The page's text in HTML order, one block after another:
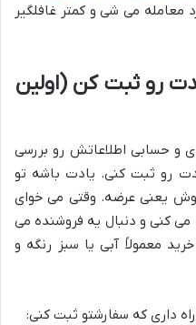
معامله می شی و کمتر غافلگیر
رو ثبت کن (اولین
و حسابی اطلاعاتش رو بررسی
رو ثبت کنی. یادت باشه تو
یعنی عرضه. وقتی می خوای
می کنی و دنبال یه فروشنده می
معمولاً آبی یا سبز رنگه و
داری که سفارشتو ثبت کنی: